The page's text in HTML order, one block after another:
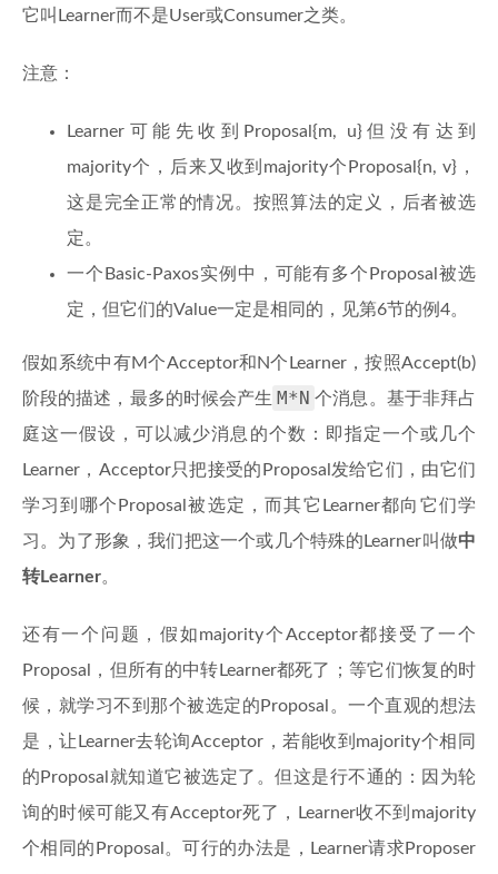
它叫Learner而不是User或Consumer之类。
注意：
Learner可能先收到Proposal{m, u}但没有达到
majority个，后来又收到majority个Proposal{n, v}，
这是完全正常的情况。按照算法的定义，后者被选
定。
一个Basic-Paxos实例中，可能有多个Proposal被选
定，但它们的Value一定是相同的，见第6节的例4。
假如系统中有M个Acceptor和N个Learner，按照Accept(b)
阶段的描述，最多的时候会产生 M*N 个消息。基于非拜占
庭这一假设，可以减少消息的个数：即指定一个或几个
Learner，Acceptor只把接受的Proposal发给它们，由它们
学习到哪个Proposal被选定，而其它Learner都向它们学
习。为了形象，我们把这一个或几个特殊的Learner叫做中
转Learner。
还有一个问题，假如majority个Acceptor都接受了一个
Proposal，但所有的中转Learner都死了；等它们恢复的时
候，就学习不到那个被选定的Proposal。一个直观的想法
是，让Learner去轮询Acceptor，若能收到majority个相同
的Proposal就知道它被选定了。但这是行不通的：因为轮
询的时候可能又有Acceptor死了，Learner收不到majority
个相同的Proposal。可行的办法是，Learner请求Proposer